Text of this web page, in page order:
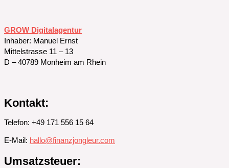
GROW Digitalagentur
Inhaber: Manuel Ernst
Mittelstrasse 11 – 13
D – 40789 Monheim am Rhein
Kontakt:
Telefon: +49 171 556 15 64
E-Mail: hallo@finanzjongleur.com
Umsatzsteuer: